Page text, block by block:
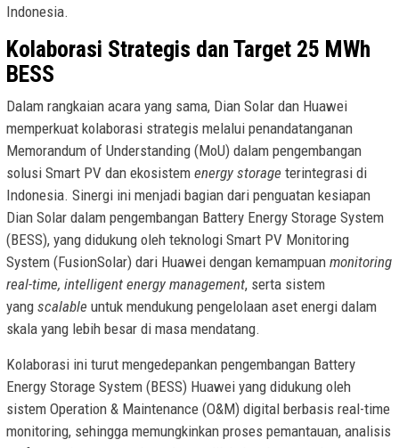
Indonesia.
Kolaborasi Strategis dan Target 25 MWh
BESS
Dalam rangkaian acara yang sama, Dian Solar dan Huawei
memperkuat kolaborasi strategis melalui penandatanganan
Memorandum of Understanding (MoU) dalam pengembangan
solusi Smart PV dan ekosistem energy storage terintegrasi di
Indonesia. Sinergi ini menjadi bagian dari penguatan kesiapan
Dian Solar dalam pengembangan Battery Energy Storage System
(BESS), yang didukung oleh teknologi Smart PV Monitoring
System (FusionSolar) dari Huawei dengan kemampuan monitoring
real-time, intelligent energy management, serta sistem
yang scalable untuk mendukung pengelolaan aset energi dalam
skala yang lebih besar di masa mendatang.
Kolaborasi ini turut mengedepankan pengembangan Battery
Energy Storage System (BESS) Huawei yang didukung oleh
sistem Operation & Maintenance (O&M) digital berbasis real-time
monitoring, sehingga memungkinkan proses pemantauan, analisis